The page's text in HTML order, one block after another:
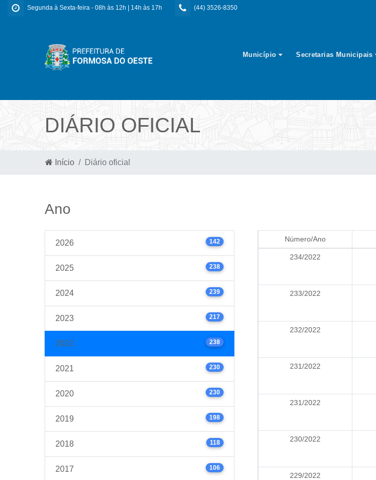
Segunda à Sexta-feira - 08h às 12h | 14h às 17h (44) 3526-8350
Município Secretarias Municipais
DIÁRIO OFICIAL
Início Diário oficial
Ano
2026 142
2025 238
2024 239
2023 217
2022 238
2021 230
2020 230
2019 198
2018 118
2017 106
Número/Ano
234/2022
233/2022
232/2022
231/2022
231/2022
230/2022
229/2022